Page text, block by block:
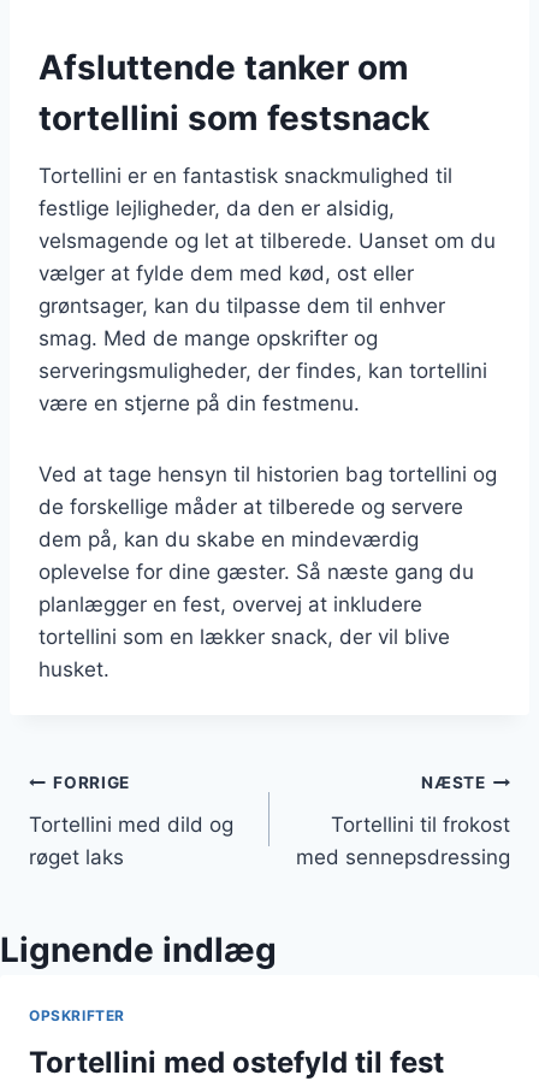
Afsluttende tanker om
tortellini som festsnack
Tortellini er en fantastisk snackmulighed til
festlige lejligheder, da den er alsidig,
velsmagende og let at tilberede. Uanset om du
vælger at fylde dem med kød, ost eller
grøntsager, kan du tilpasse dem til enhver
smag. Med de mange opskrifter og
serveringsmuligheder, der findes, kan tortellini
være en stjerne på din festmenu.
Ved at tage hensyn til historien bag tortellini og
de forskellige måder at tilberede og servere
dem på, kan du skabe en mindeværdig
oplevelse for dine gæster. Så næste gang du
planlægger en fest, overvej at inkludere
tortellini som en lækker snack, der vil blive
husket.
Indlægsnavigation
FORRIGE
Tortellini med dild og
røget laks
NÆSTE
Tortellini til frokost
med sennepsdressing
Lignende indlæg
OPSKRIFTER
Tortellini med ostefyld til fest